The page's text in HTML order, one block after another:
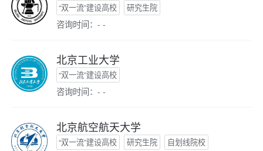
“双一流”建设高校 研究生院
咨询时间：- -
北京工业大学
“双一流”建设高校
咨询时间：- -
北京航空航天大学
“双一流”建设高校 研究生院 自划线院校